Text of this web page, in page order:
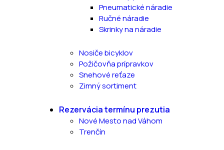
Pneumatické náradie
Ručné náradie
Skrinky na náradie
Nosiče bicyklov
Požičovňa prípravkov
Snehové reťaze
Zimný sortiment
Rezervácia termínu prezutia
Nové Mesto nad Váhom
Trenčín